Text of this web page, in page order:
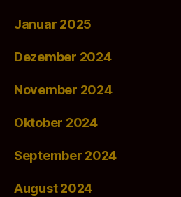
Januar 2025
Dezember 2024
November 2024
Oktober 2024
September 2024
August 2024